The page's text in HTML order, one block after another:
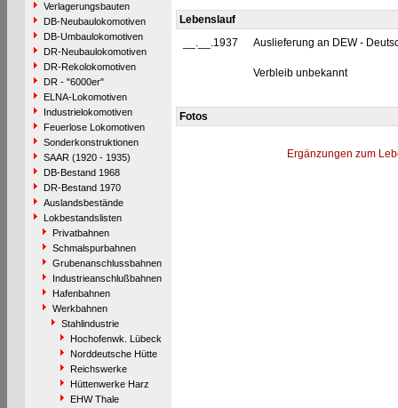
Verlagerungsbauten
DB-Neubaulokomotiven
DB-Umbaulokomotiven
DR-Neubaulokomotiven
DR-Rekolokomotiven
DR - "6000er"
ELNA-Lokomotiven
Industrielokomotiven
Feuerlose Lokomotiven
Sonderkonstruktionen
SAAR (1920 - 1935)
DB-Bestand 1968
DR-Bestand 1970
Auslandsbestände
Lokbestandslisten
Privatbahnen
Schmalspurbahnen
Grubenanschlussbahnen
Industrieanschlußbahnen
Hafenbahnen
Werkbahnen
Stahlindustrie
Hochofenwk. Lübeck
Norddeutsche Hütte
Reichswerke
Hüttenwerke Harz
EHW Thale
Lebenslauf
__.__.1937
Auslieferung an DEW -
Verbleib unbekannt
Fotos
Ergänzungen zum